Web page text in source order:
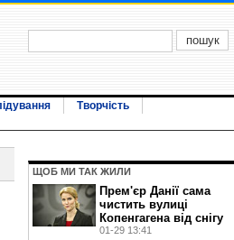
Творчість
ЩОБ МИ ТАК ЖИЛИ
Прем'єр Данії сама
чистить вулиці
Копенгагена від снігу
01-29 13:41